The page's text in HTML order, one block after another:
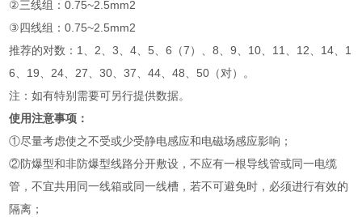
②三线组：0.75~2.5mm2
③四线组：0.75~2.5mm2
推荐的对数：1、2、3、4、5、6（7）、8、9、10、11、12、14、1
6、19、24、27、30、37、44、48、50（对）。
注：如有特别需要可另行提供数据。
使用注意事项：
①尽量考虑使之不受或少受静电感应和电磁场感应影响；
②防爆型和非防爆型线路分开敷设，不应有一根导线管或同一电缆
管，不宜共用同一线箱或同一线槽，若不可避免时，必须进行有效的
隔离；